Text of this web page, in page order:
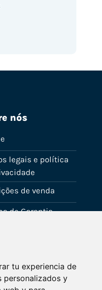
tu experiencia de
personalizados y
nós
legais e política
de venda
de Garantia